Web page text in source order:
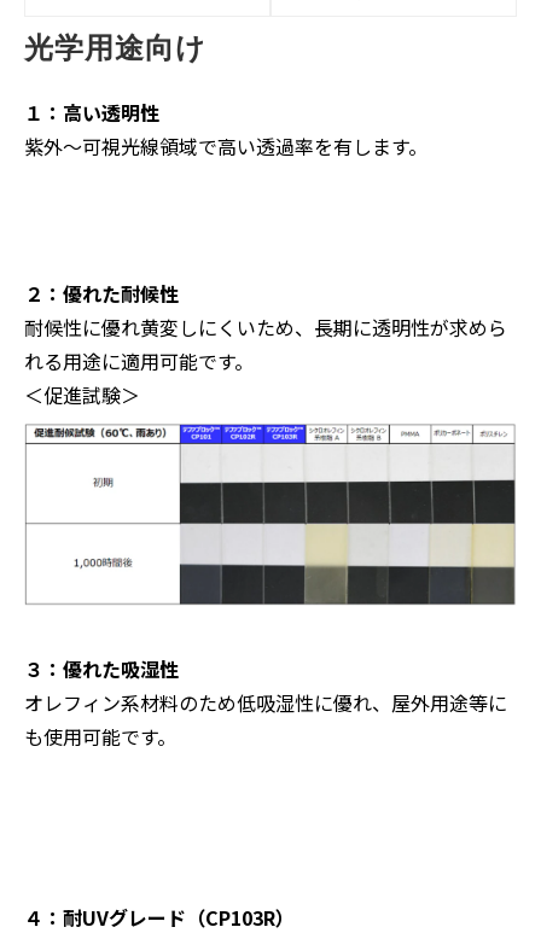
光学用途向け
１：高い透明性
紫外～可視光線領域で高い透過率を有します。
２：優れた耐候性
耐候性に優れ黄変しにくいため、長期に透明性が求めら
れる用途に適用可能です。
＜促進試験＞
３：優れた吸湿性
オレフィン系材料のため低吸湿性に優れ、屋外用途等に
も使用可能です。
４：耐UVグレード（CP103R）